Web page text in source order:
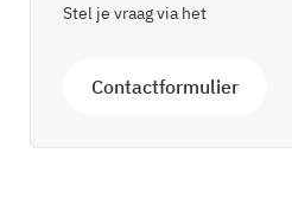
Stel je vraag via het
Contactformulier